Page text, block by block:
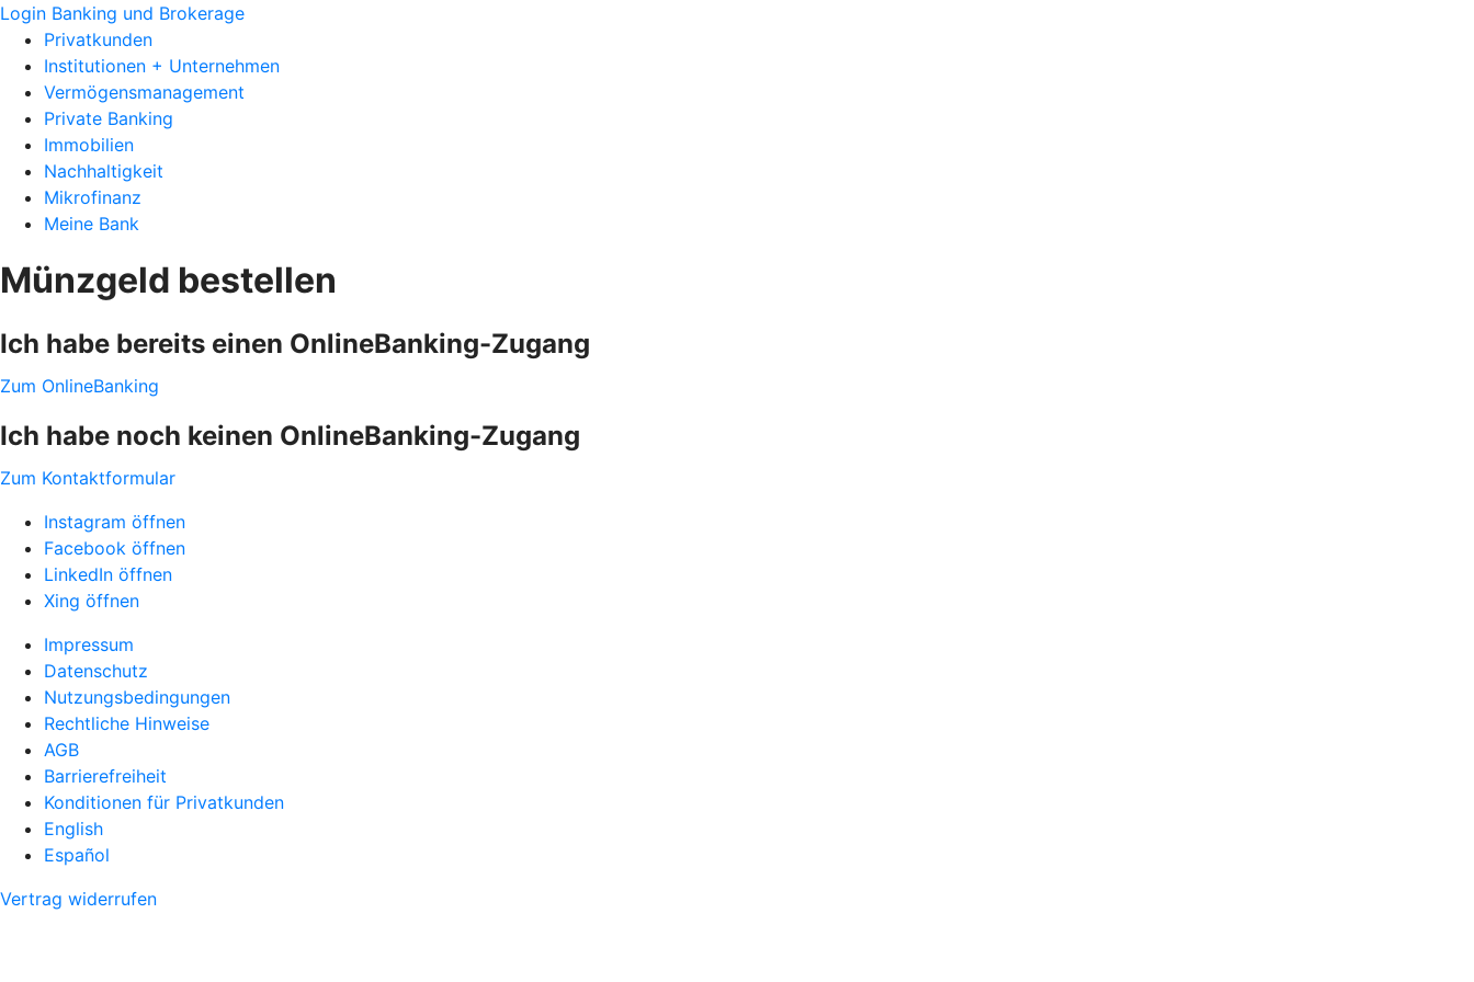
Login Banking und Brokerage
Privatkunden
Institutionen + Unternehmen
Vermögensmanagement
Private Banking
Immobilien
Nachhaltigkeit
Mikrofinanz
Meine Bank
Münzgeld bestellen
Ich habe bereits einen OnlineBanking-Zugang
Zum OnlineBanking
Ich habe noch keinen OnlineBanking-Zugang
Zum Kontaktformular
Instagram öffnen
Facebook öffnen
LinkedIn öffnen
Xing öffnen
Impressum
Datenschutz
Nutzungsbedingungen
Rechtliche Hinweise
AGB
Barrierefreiheit
Konditionen für Privatkunden
English
Español
Vertrag widerrufen